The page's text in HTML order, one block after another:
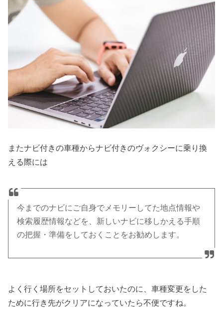
またナビ付きの車種からナビ付きのヴォクシーに乗り換
える際には
今までのナビにご自身でメモリーしてた地点情報や
検索履歴情報などを、新しいナビに移しかえる手順
の把握・準備をしておくことをお勧めします。
よく行く場所をセットしておいたのに、車種変更をした
ために行き先がクリアになっていたら不便ですね。